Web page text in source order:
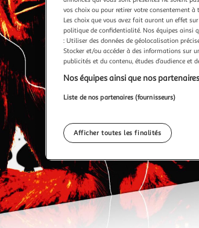
vos choix ou pour retirer votre consentement à
Les choix que vous avez fait auront un effet
politique de confidentialité. Nos équipes ainsi
: Utiliser des données de géolocalisation
Stocker et/ou accéder à des informations sur
publicités et du contenu, études d’audience et
Nos équipes ainsi que nos
Liste de nos partenaires (fournisseurs)
Afficher toutes les finalités